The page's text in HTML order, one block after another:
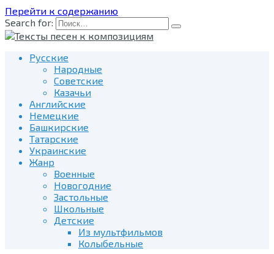
Перейти к содержанию
Search for:
Русские
Народные
Советские
Казачьи
Английские
Немецкие
Башкирские
Татарские
Украинские
Жанр
Военные
Новогодние
Застольные
Школьные
Детские
Из мультфильмов
Колыбельные